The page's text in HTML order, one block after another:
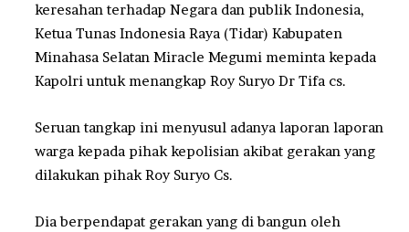
keresahan terhadap Negara dan publik Indonesia,
Ketua Tunas Indonesia Raya (Tidar) Kabupaten
Minahasa Selatan Miracle Megumi meminta kepada
Kapolri untuk menangkap Roy Suryo Dr Tifa cs.
Seruan tangkap ini menyusul adanya laporan laporan
warga kepada pihak kepolisian akibat gerakan yang
dilakukan pihak Roy Suryo Cs.
Dia berpendapat gerakan yang di bangun oleh